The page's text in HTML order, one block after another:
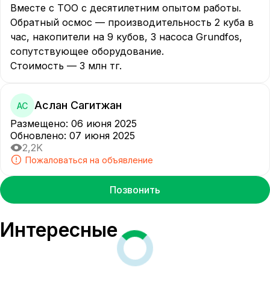
Вместе с ТОО с десятилетним опытом работы.
Обратный осмос — производительность 2 куба в
час, накопители на 9 кубов, 3 насоса Grundfos,
сопутствующее оборудование.
Стоимость — 3 млн тг.
АС Аслан Сагитжан
Размещено: 06 июня 2025
Обновлено: 07 июня 2025
2,2K
Пожаловаться на объявление
Позвонить
Интересные